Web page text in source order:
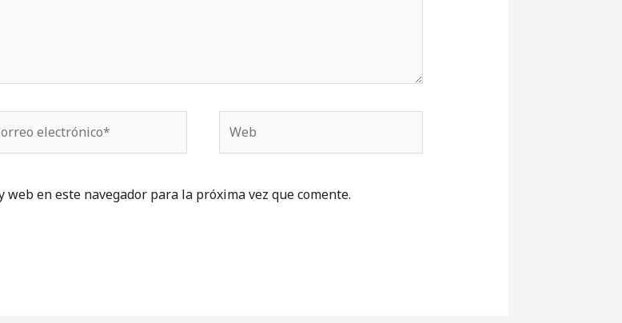
en este navegador para la próxima vez que comente.